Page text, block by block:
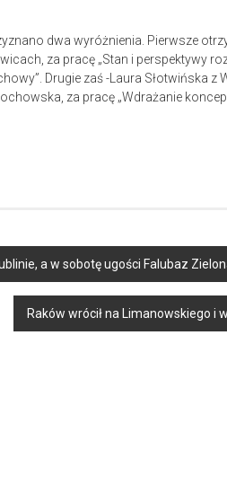
dwa wyróżnienia. Pierwsze
za pracę „Stan i perspektywy
Drugie zaś -Laura Słotwińska z
za pracę „Wdrażanie
a w sobotę ugości Falubaz
Raków wrócił na Limanowskiego i